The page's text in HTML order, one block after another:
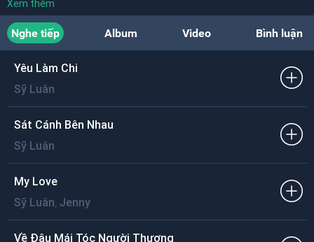
Nam mô Diệu Pháp Liên Hoa kinh
Đêm tụng kinh Pháp Hoa, thấy ta và Phật Đà
Đêm tụng kinh Pháp Hoa, không gian khi xuất người
Biết Người sẽ thành Phật, tâm Phật trong tâm ta
Đêm tụng kinh Pháp Hoa, thấy vang động tinh hà
Khắp trời Bồ Tát hiện tay Phật trong tay ta
Xem thêm
Nghe tiếp Album Video Bình luận
Yêu Làm Chi
Sỹ Luân
Sát Cánh Bên Nhau
Sỹ Luân
My Love
Sỹ Luân, Jenny
Về Đâu Mái Tóc Người Thương